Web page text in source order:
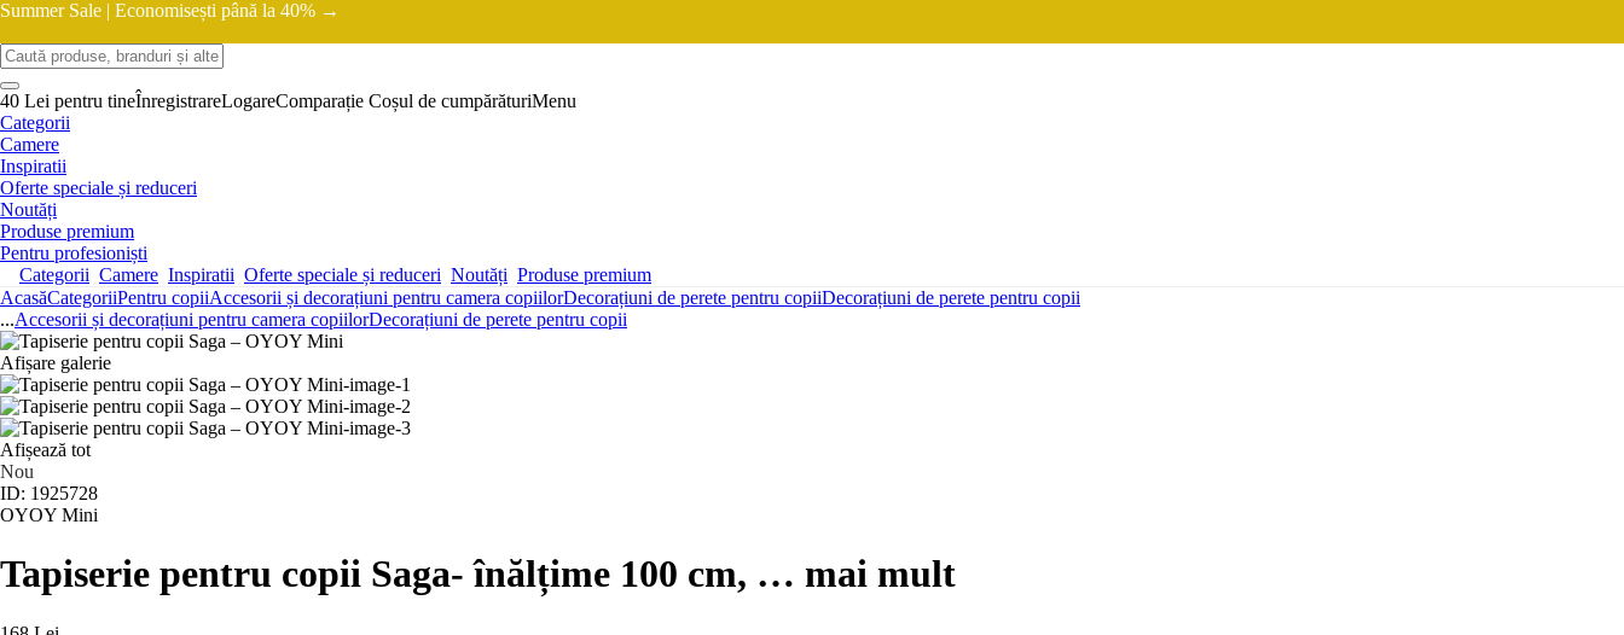
Summer Sale | Economisești până la 40% →
40 Lei pentru tineÎnregistrareLogareComparație Coșul de cumpărăturiMenu
Categorii
Camere
Inspiratii
Oferte speciale și reduceri
Noutăți
Produse premium
Pentru profesioniști
Categorii Camere Inspiratii Oferte speciale și reduceri Noutăți Produse premium
AcasăCategoriiPentru copiiAccesorii și decorațiuni pentru camera copiilorDecorațiuni de perete pentru copiiDecorațiuni de perete pentru copii
...Accesorii și decorațiuni pentru camera copiilorDecorațiuni de perete pentru copii
Afișare galerie
Afișează tot
Nou
ID: 1925728
OYOY Mini
Tapiserie pentru copii Saga- înălțime 100 cm, … mai mult